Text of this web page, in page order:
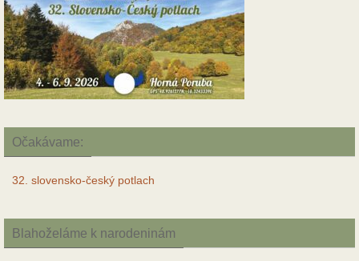
Očakávame:
32. slovensko-český potlach
Blahoželáme k narodeninám